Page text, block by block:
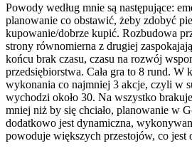
Powody według mnie są następujące:
planowanie co obstawić, żeby zdobyć
kupowanie/dobrze kupić. Rozbudowa
strony równomierna z drugiej
końcu brak czasu, czasu na rozwój
przedsiębiorstwa. Cała gra to 8 rund. W
wykonania co najmniej 3 akcje, czyli w
wychodzi około 30. Na wszystko
mniej niż by się chciało, planowanie w
dodatkowo jest dynamiczna,
powoduje większych przestojów, co jest